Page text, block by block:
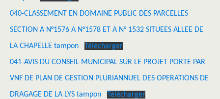
040-CLASSEMENT EN DOMAINE PUBLIC DES PARCELLES
SECTION A N°1576 A N°1578 ET A N° 1532 SITUEES ALLEE DE
LA CHAPELLE tampon Télécharger
041-AVIS DU CONSEIL MUNICIPAL SUR LE PROJET PORTE PAR
VNF DE PLAN DE GESTION PLURIANNUEL DES OPERATIONS DE
DRAGAGE DE LA LYS tampon Télécharger